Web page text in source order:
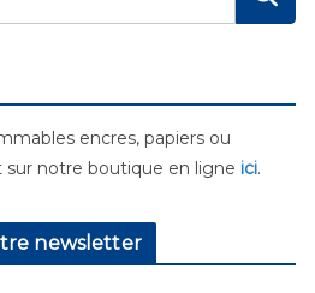
encres, papiers ou
notre boutique en ligne ici.
newsletter